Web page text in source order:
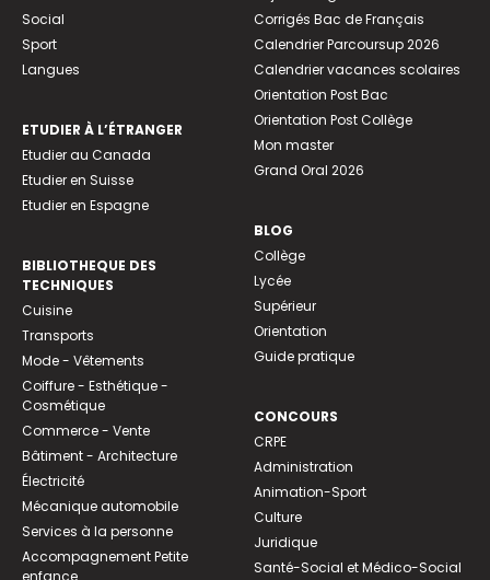
Social
Sport
Langues
ETUDIER À L’ÉTRANGER
Etudier au Canada
Etudier en Suisse
Etudier en Espagne
BIBLIOTHEQUE DES
TECHNIQUES
Cuisine
Transports
Mode - Vêtements
Coiffure - Esthétique -
Cosmétique
Commerce - Vente
Bâtiment - Architecture
Électricité
Mécanique automobile
Services à la personne
Accompagnement Petite
Corrigés Bac de Français
Calendrier Parcoursup 2026
Calendrier vacances scolaires
Orientation Post Bac
Orientation Post Collège
Mon master
Grand Oral 2026
BLOG
Collège
Lycée
Supérieur
Orientation
Guide pratique
CONCOURS
CRPE
Administration
Animation-Sport
Culture
Juridique
Santé-Social et Médico-Social